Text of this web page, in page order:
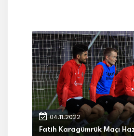
04.11.2022
Fatih Karagümrük Maçı